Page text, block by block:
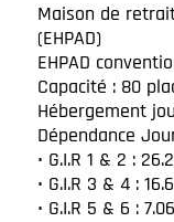
Maison de
(EHPAD)
EHPAD
Capacité : 80
Hébergement
Dépendance
• G.I.R 1 & 2 :
• G.I.R 3 & 4 :
• G.I.R 5 & 6 :